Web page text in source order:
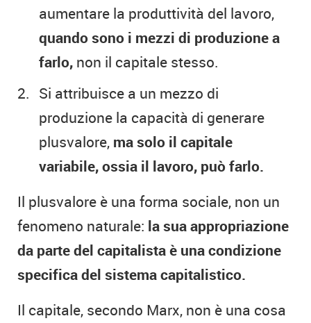
aumentare la produttività del lavoro,
quando sono i mezzi di produzione a
farlo, non il capitale stesso.
Si attribuisce a un mezzo di
produzione la capacità di generare
plusvalore, ma solo il capitale
variabile, ossia il lavoro, può farlo.
Il plusvalore è una forma sociale, non un
fenomeno naturale: la sua appropriazione
da parte del capitalista è una condizione
specifica del sistema capitalistico.
Il capitale, secondo Marx, non è una cosa